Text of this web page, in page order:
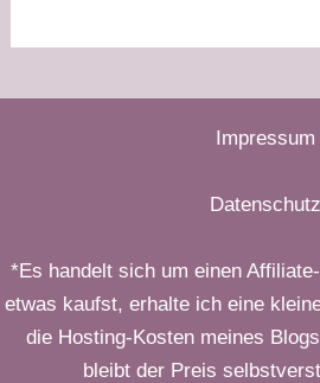
Impressum
Datenschutz
*Es handelt sich um einen
etwas kaufst, erhalte ich eine
die Hosting-Kosten meines
bleibt der Preis